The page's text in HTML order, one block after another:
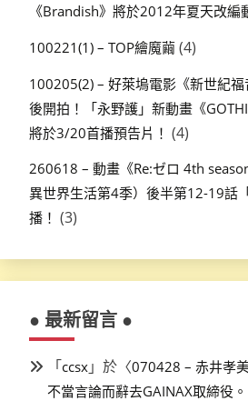
《Brandish》將於2012年夏天改編
100221(1) – TOP繪魔繭 (4)
100205(2) – 好萊塢電影《新世紀
後開拍！「永野護」新動畫《
將於3/20首播預告片！ (4)
260618 – 動畫《Re:ゼロ 4th
異世界生活第4季）後半第12-19話
播！ (3)
● 最新留言 ●
「ccsx 」於〈070428 – 赤井孝
不當言論而辭去GAINAX取締役